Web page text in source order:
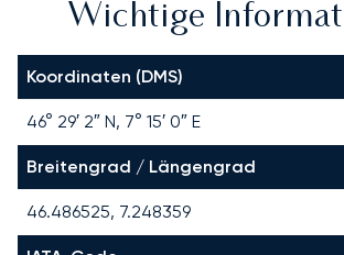
Wichtige
Koordinaten (DMS)
46° 29′ 2″ N, 7° 15′ 0″ E
Breitengrad / Längengrad
46.486525, 7.248359